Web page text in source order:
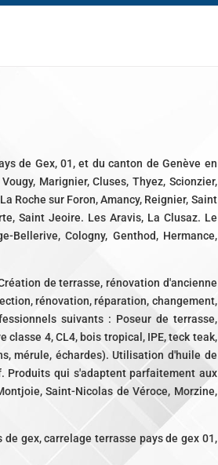
de Gex, 01, et du canton de Genève en
Marignier, Cluses, Thyez, Scionzier,
Roche sur Foron, Amancy, Reignier, Saint
Saint Jeoire. Les Aravis, La Clusaz. Le
Bellerive, Cologny, Genthod, Hermance,
de terrasse, rénovation d'ancienne
rénovation, réparation, changement,
suivants : Poseur de terrasse,
4, CL4, bois tropical, IPE, teck teak,
mérule, échardes). Utilisation d'huile de
Produits qui s'adaptent parfaitement aux
Saint-Nicolas de Véroce, Morzine,
gex, carrelage terrasse pays de gex 01,